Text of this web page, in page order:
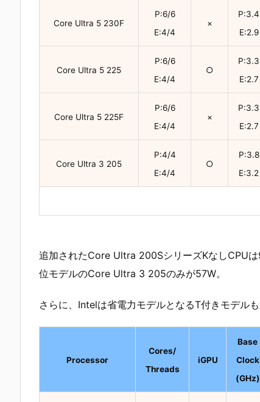
Core Ultra 5 230F
P:6/6
E:4/4
×
P:3.4
E:2.9
Core Ultra 5 225
P:6/6
E:4/4
○
P:3.3
E:2.7
Core Ultra 5 225F
P:6/6
E:4/4
×
P:3.3
E:2.7
Core Ultra 3 205
P:4/4
E:4/4
○
P:3.8
E:3.2
追加されたCore Ultra 200SシリーズKなしCPU
位モデルのCore Ultra 3 205のみが57W。
さらに、Intelは省電力モデルとなるT付きモデル
Processor
Cores/
Threads
iGPU
Base
Clock
(GHz)